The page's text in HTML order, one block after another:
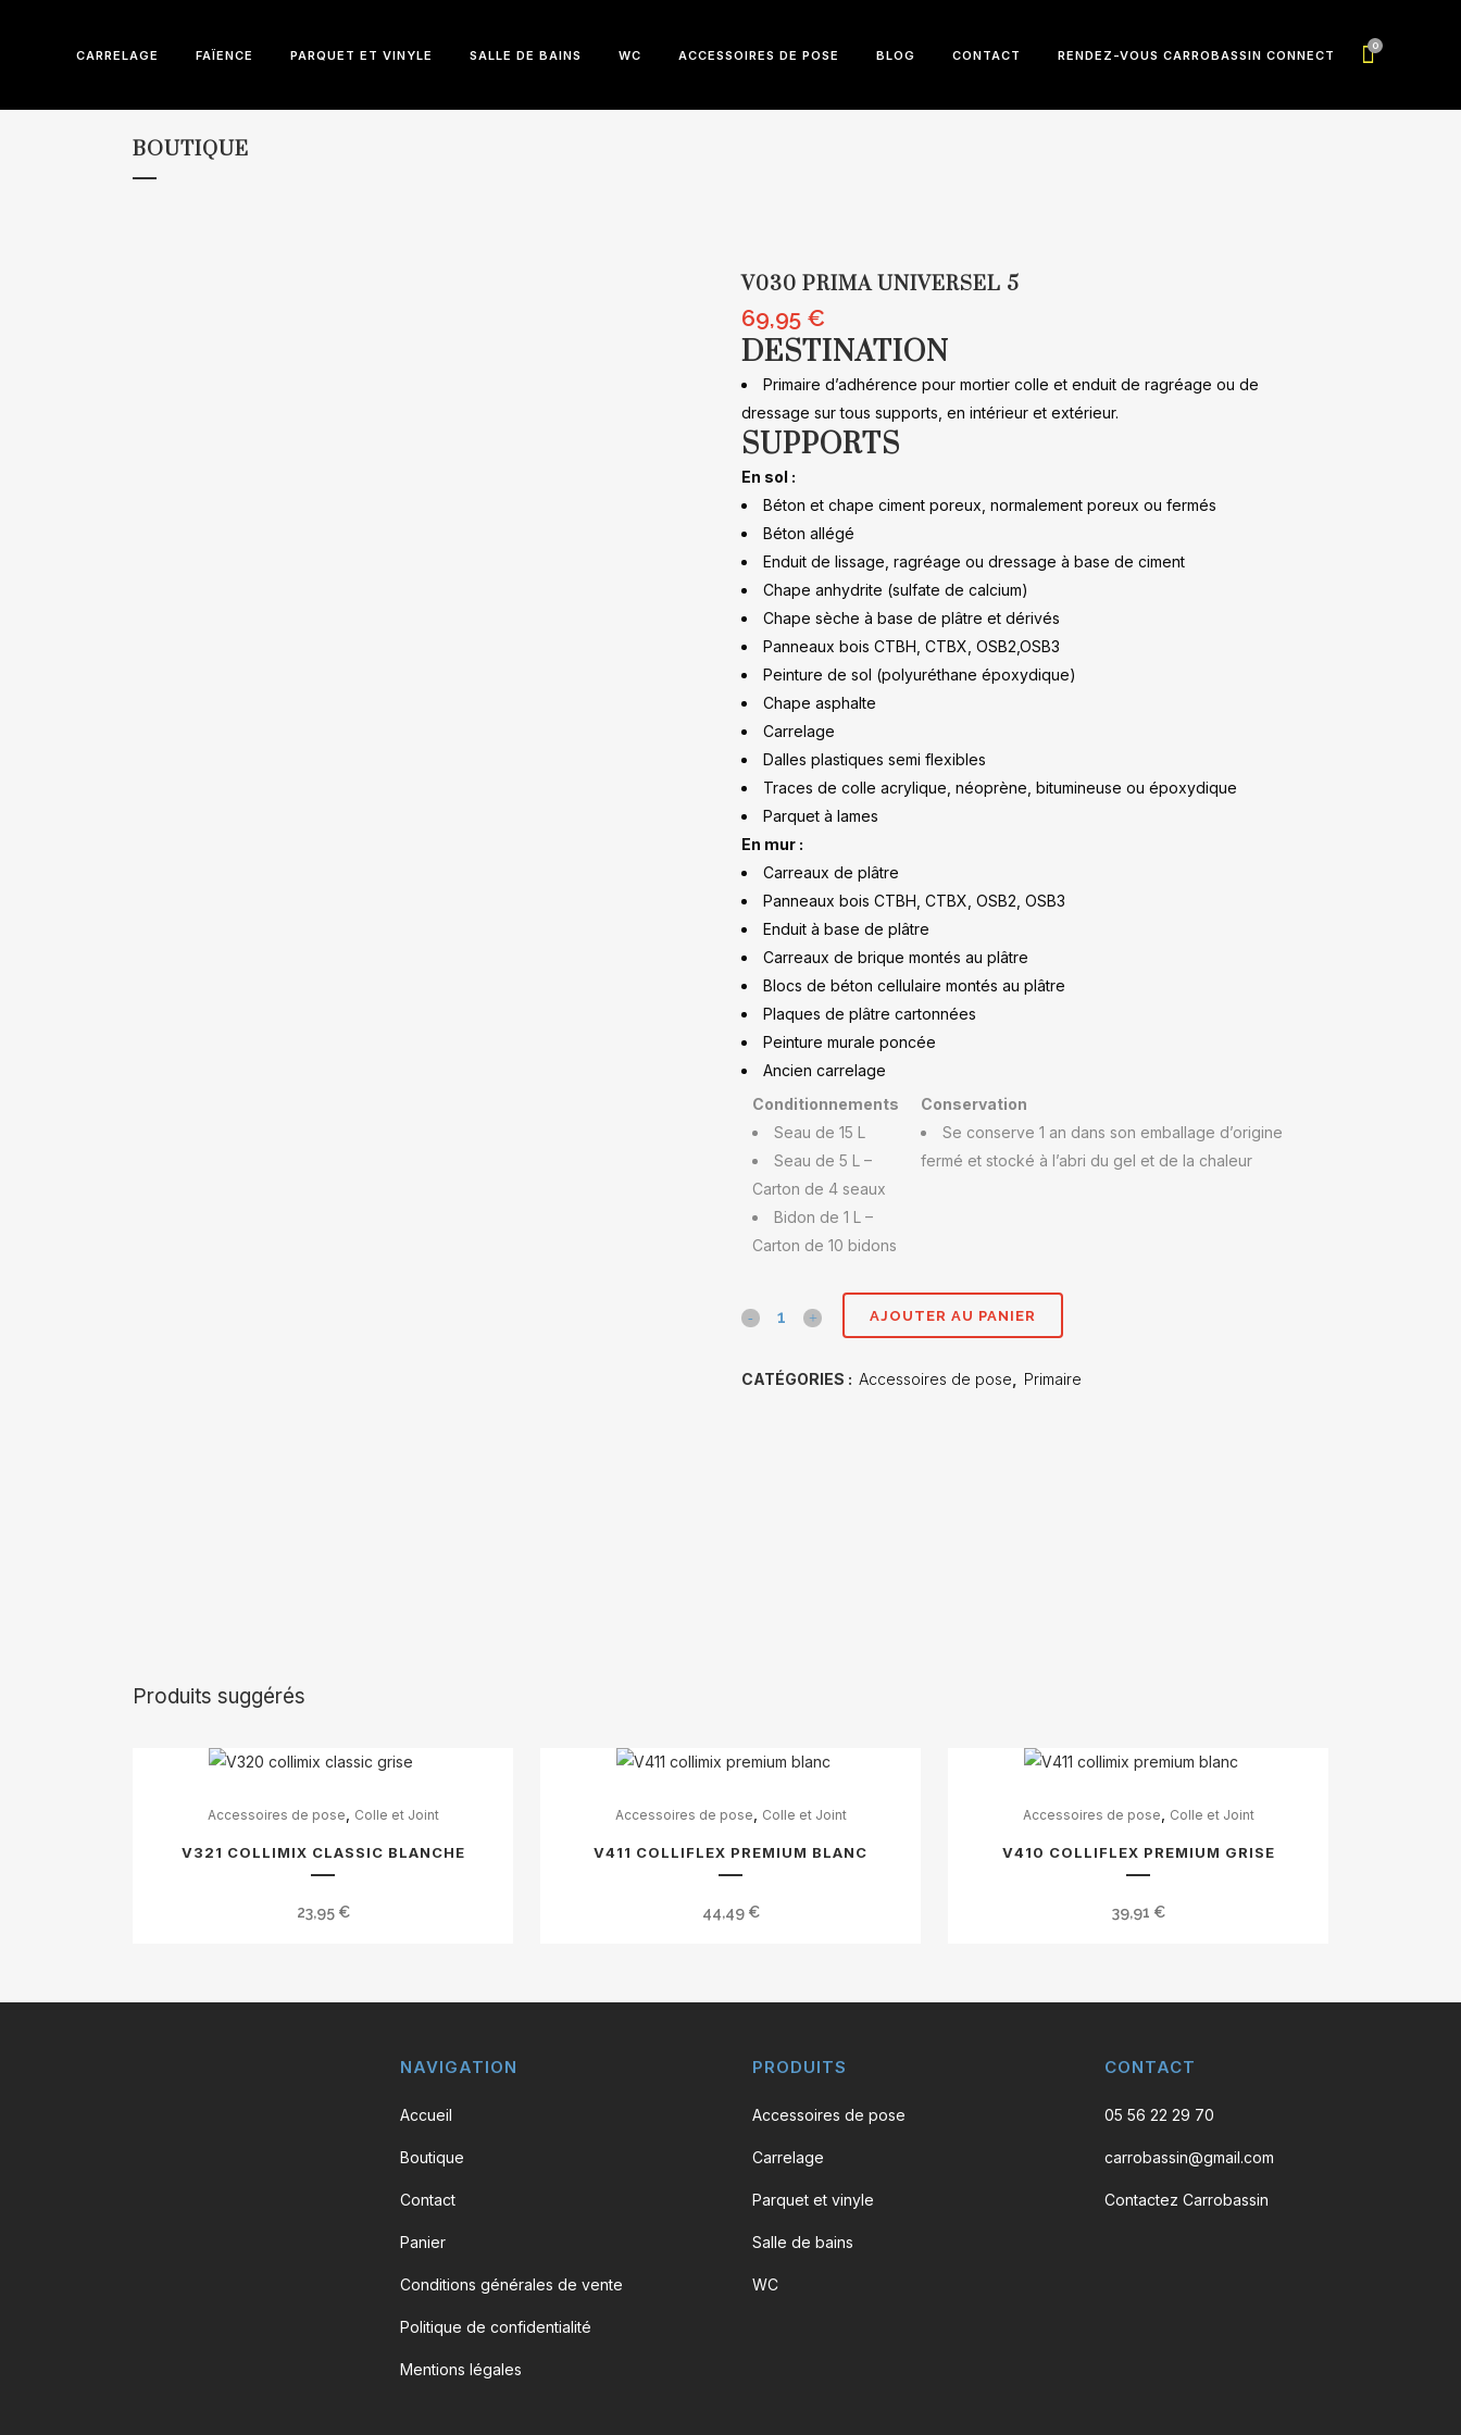
0
CARRELAGE FAÏENCE PARQUET ET VINYLE SALLE DE BAINS WC ACCESSOIRES DE POSE BLOG CONTACT RENDEZ-VOUS CARROBASSIN CONNECT
BOUTIQUE
V030 PRIMA UNIVERSEL 5
69,95 €
DESTINATION
Primaire d’adhérence pour mortier colle et enduit de ragréage ou de
dressage sur tous supports, en intérieur et extérieur.
SUPPORTS
En sol :
Béton et chape ciment poreux, normalement poreux ou fermés
Béton allégé
Enduit de lissage, ragréage ou dressage à base de ciment
Chape anhydrite (sulfate de calcium)
Chape sèche à base de plâtre et dérivés
Panneaux bois CTBH, CTBX, OSB2,OSB3
Peinture de sol (polyuréthane époxydique)
Chape asphalte
Carrelage
Dalles plastiques semi flexibles
Traces de colle acrylique, néoprène, bitumineuse ou époxydique
Parquet à lames
En mur :
Carreaux de plâtre
Panneaux bois CTBH, CTBX, OSB2, OSB3
Enduit à base de plâtre
Carreaux de brique montés au plâtre
Blocs de béton cellulaire montés au plâtre
Plaques de plâtre cartonnées
Peinture murale poncée
Ancien carrelage
Conditionnements
Seau de 15 L
Seau de 5 L –
Carton de 4 seaux
Bidon de 1 L –
Carton de 10 bidons
Conservation
Se conserve 1 an dans son emballage d’origine
fermé et stocké à l’abri du gel et de la chaleur
V030 AJOUTER AU PANIER
CATÉGORIES : Accessoires de pose Primaire
Produits suggérés
Accessoires de pose Colle et Joint
V321 COLLIMIX CLASSIC BLANCHE
23,95 €
Accessoires de pose Colle et Joint
V411 COLLIFLEX PREMIUM BLANC
44,49 €
Accessoires de pose Colle et Joint
V410 COLLIFLEX PREMIUM GRISE
39,91 €
NAVIGATION
Accueil
Boutique
Contact
Panier
Conditions générales de vente
Politique de confidentialité
Mentions légales
PRODUITS
Accessoires de pose
Carrelage
Parquet et vinyle
Salle de bains
WC
CONTACT
05 56 22 29 70
carrobassin@gmail.com
Contactez Carrobassin